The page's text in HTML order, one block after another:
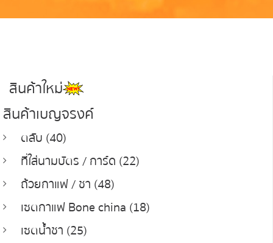
สินค้าใหม่
สินค้าเบญจรงค์
ตลับ (40)
ที่ใส่นามบัตร / การ์ด (22)
ถ้วยกาแฟ / ชา (48)
เซตกาแฟ Bone china (18)
เซตน้ำชา (25)